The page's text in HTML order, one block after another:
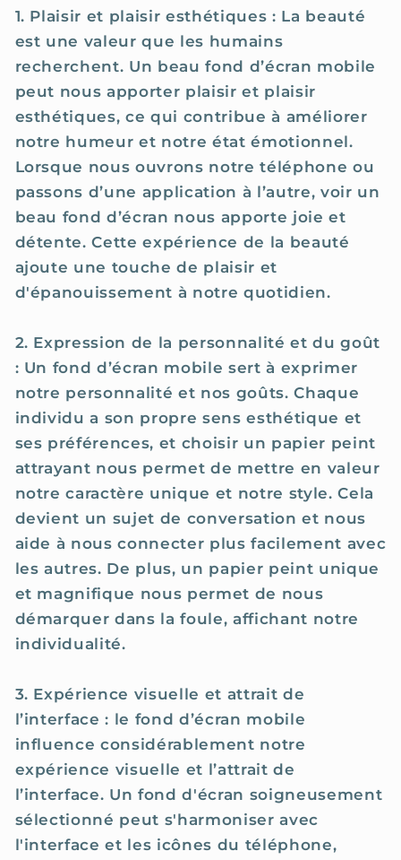
1. Plaisir et plaisir esthétiques : La beauté
est une valeur que les humains
recherchent. Un beau fond d’écran mobile
peut nous apporter plaisir et plaisir
esthétiques, ce qui contribue à améliorer
notre humeur et notre état émotionnel.
Lorsque nous ouvrons notre téléphone ou
passons d’une application à l’autre, voir un
beau fond d’écran nous apporte joie et
détente. Cette expérience de la beauté
ajoute une touche de plaisir et
d'épanouissement à notre quotidien.
2. Expression de la personnalité et du goût
: Un fond d’écran mobile sert à exprimer
notre personnalité et nos goûts. Chaque
individu a son propre sens esthétique et
ses préférences, et choisir un papier peint
attrayant nous permet de mettre en valeur
notre caractère unique et notre style. Cela
devient un sujet de conversation et nous
aide à nous connecter plus facilement avec
les autres. De plus, un papier peint unique
et magnifique nous permet de nous
démarquer dans la foule, affichant notre
individualité.
3. Expérience visuelle et attrait de
l’interface : le fond d’écran mobile
influence considérablement notre
expérience visuelle et l’attrait de
l’interface. Un fond d'écran soigneusement
sélectionné peut s'harmoniser avec
l'interface et les icônes du téléphone,